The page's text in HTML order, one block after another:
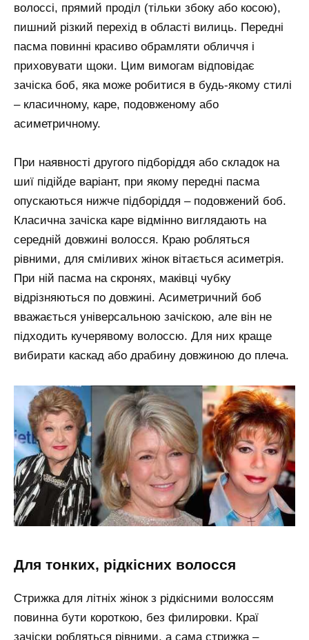
волоссі, прямий проділ (тільки збоку або косою),
пишний різкий перехід в області вилиць. Передні
пасма повинні красиво обрамляти обличчя і
приховувати щоки. Цим вимогам відповідає
зачіска боб, яка може робитися в будь-якому стилі
– класичному, каре, подовженому або
асиметричному.
При наявності другого підборіддя або складок на
шиї підійде варіант, при якому передні пасма
опускаються нижче підборіддя – подовжений боб.
Класична зачіска каре відмінно виглядають на
середній довжині волосся. Краю робляться
рівними, для сміливих жінок вітається асиметрія.
При ній пасма на скронях, маківці чубку
відрізняються по довжині. Асиметричний боб
вважається універсальною зачіскою, але він не
підходить кучерявому волоссю. Для них краще
вибирати каскад або драбину довжиною до плеча.
для тонких, рідкісних волосся
Стрижка для літніх жінок з рідкісними волоссям
повинна бути короткою, без филировки. Краї
зачіски робляться рівними, а сама стрижка –